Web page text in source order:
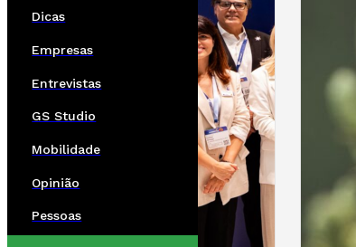
Dicas
Empresas
Entrevistas
GS Studio
Mobilidade
Opinião
Pessoas